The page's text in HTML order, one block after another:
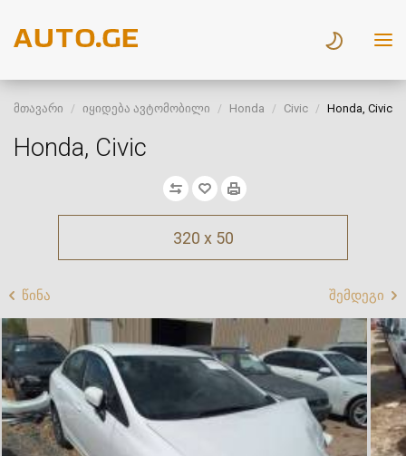
მთავარი იყიდება ავტომობილი Honda Civic Honda, Civic
Honda, Civic
320 x 50
წინა შემდეგი